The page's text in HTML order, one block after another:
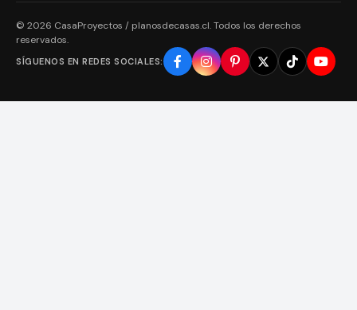
© 2026 CasaProyectos / planosdecasas.cl. Todos los derechos
reservados.
SÍGUENOS EN REDES SOCIALES: